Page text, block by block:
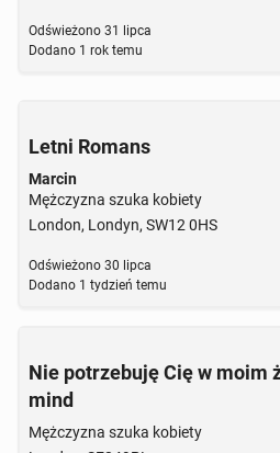
Odświeżono 31 lipca
Dodano 1 rok temu
Letni Romans
Marcin
Mężczyzna szuka kobiety
London, Londyn, SW12 0HS
Odświeżono 30 lipca
Dodano 1 tydzień temu
Nie potrzebuję Cię w moim
mind
Mężczyzna szuka kobiety